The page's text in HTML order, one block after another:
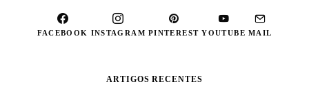
FACEBOOK INSTAGRAM PINTEREST YOUTUBE MAIL
ARTIGOS RECENTES